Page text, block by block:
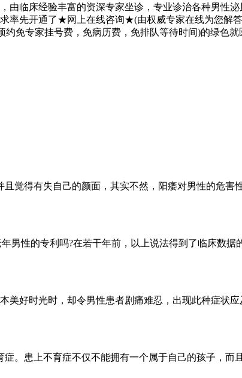
临床经验丰富的资深专家坐诊，专业诊治各种男性
率先开通了★网上在线咨询★(由权威专家在线为您解
免专家挂号费，免病历费，免排队等待时间)的绿色就
觉得有失自己的颜面，其实不然，阳痿对男性的危
男性的专利吗?在若干年前，以上说法得到了临床数
美好时光时，却令男性患者剧痛难忍，出现此种症状
。患上不育症不仅不能拥有一个属于自己的孩子，